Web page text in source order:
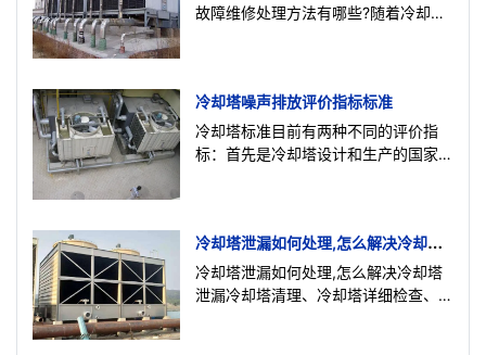
故障维修处理方法有哪些?随着冷却水
冷却塔噪声排放评价指标标准
冷却塔标准目前有两种不同的评价指
标：首先是冷却塔设计和生产的国家产
冷却塔泄漏如何处理,怎么解决冷却塔
泄漏
冷却塔泄漏如何处理,怎么解决冷却塔
泄漏冷却塔清理、冷却塔详细检查、分